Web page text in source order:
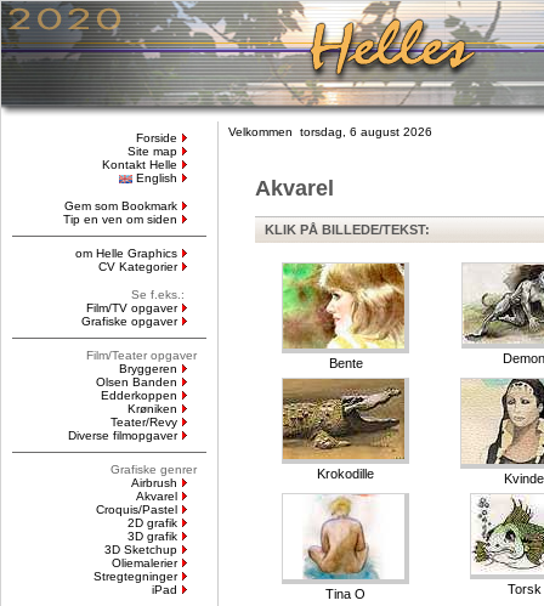
Forside
Site map
Kontakt Helle
English
Gem som Bookmark
Tip en ven om siden
om Helle Graphics
CV Kategorier
Se f.eks.:
Film/TV opgaver
Grafiske opgaver
Film/Teater opgaver
Bryggeren
Olsen Banden
Edderkoppen
Krøniken
Teater/Revy
Diverse filmopgaver
Grafiske genrer
Airbrush
Akvarel
Croquis/Pastel
2D grafik
3D grafik
3D Sketchup
Oliemalerier
Stregtegninger
iPad
Velkommen torsdag, 6 august 2026
Akvarel
KLIK PÅ BILLEDE/TEKST:
Bente Demon
Krokodille Kvinde
Tina O Torsk